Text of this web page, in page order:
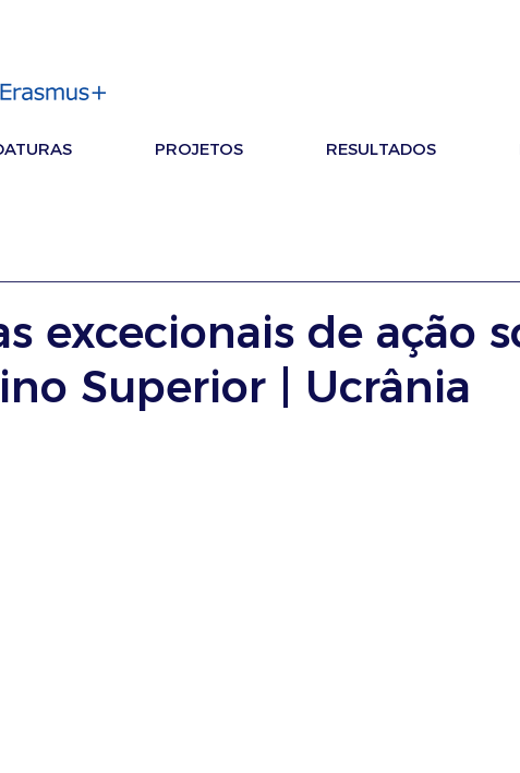
PROJETOS RESULTADOS
excecionais de ação
Superior | Ucrânia